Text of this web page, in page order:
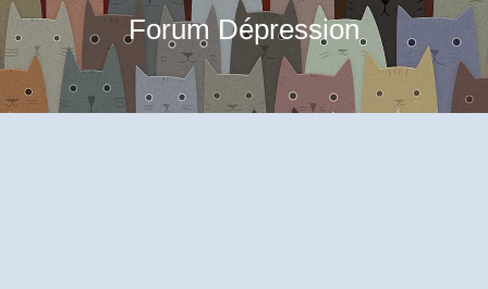
Forum Dépression